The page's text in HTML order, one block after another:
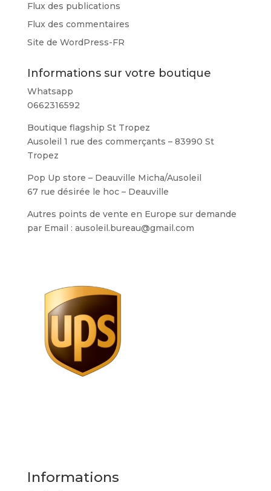
Flux des publications
Flux des commentaires
Site de WordPress-FR
Informations sur votre boutique
Whatsapp
0662316592
Boutique flagship St Tropez
Ausoleil 1 rue des commerçants – 83990 St
Tropez
Pop Up store – Deauville Micha/Ausoleil
67 rue désirée le hoc – Deauville
Autres points de vente en Europe sur demande
par Email : ausoleil.bureau@gmail.com
Informations